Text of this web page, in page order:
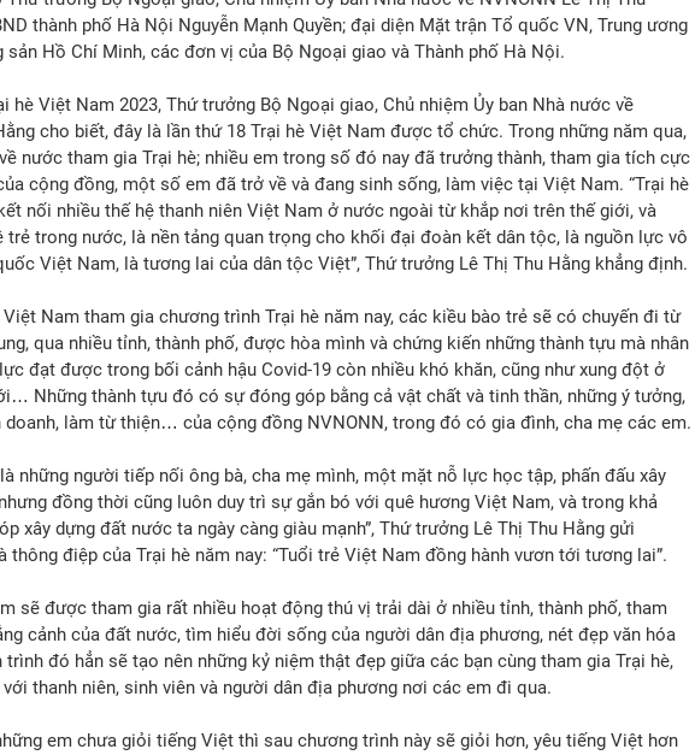
thành phố Hà Nội Nguyễn Mạnh Quyền; đại diện Mặt trận Tổ quốc VN, Trung ương
sản Hồ Chí Minh, các đơn vị của Bộ Ngoại giao và Thành phố Hà Nội.
hè Việt Nam 2023, Thứ trưởng Bộ Ngoại giao, Chủ nhiệm Ủy ban Nhà nước về
cho biết, đây là lần thứ 18 Trại hè Việt Nam được tổ chức. Trong những năm qua,
nước tham gia Trại hè; nhiều em trong số đó nay đã trưởng thành, tham gia tích cực
cộng đồng, một số em đã trở về và đang sinh sống, làm việc tại Việt Nam. “Trại hè
nối nhiều thế hệ thanh niên Việt Nam ở nước ngoài từ khắp nơi trên thế giới, và
trẻ trong nước, là nền tảng quan trọng cho khối đại đoàn kết dân tộc, là nguồn lực vô
Việt Nam, là tương lai của dân tộc Việt”, Thứ trưởng Lê Thị Thu Hằng khẳng định.
Nam tham gia chương trình Trại hè năm nay, các kiều bào trẻ sẽ có chuyến đi từ
qua nhiều tỉnh, thành phố, được hòa mình và chứng kiến những thành tựu mà nhân
đạt được trong bối cảnh hậu Covid-19 còn nhiều khó khăn, cũng như xung đột ở
Những thành tựu đó có sự đóng góp bằng cả vật chất và tinh thần, những ý tưởng,
doanh, làm từ thiện… của cộng đồng NVNONN, trong đó có gia đình, cha mẹ các em.
những người tiếp nối ông bà, cha mẹ mình, một mặt nỗ lực học tập, phấn đấu xây
đồng thời cũng luôn duy trì sự gắn bó với quê hương Việt Nam, và trong khả
xây dựng đất nước ta ngày càng giàu mạnh”, Thứ trưởng Lê Thị Thu Hằng gửi
thông điệp của Trại hè năm nay: “Tuổi trẻ Việt Nam đồng hành vươn tới tương lai”.
sẽ được tham gia rất nhiều hoạt động thú vị trải dài ở nhiều tỉnh, thành phố, tham
cảnh của đất nước, tìm hiểu đời sống của người dân địa phương, nét đẹp văn hóa
đó hẳn sẽ tạo nên những kỷ niệm thật đẹp giữa các bạn cùng tham gia Trại hè,
thanh niên, sinh viên và người dân địa phương nơi các em đi qua.
em chưa giỏi tiếng Việt thì sau chương trình này sẽ giỏi hơn, yêu tiếng Việt hơn